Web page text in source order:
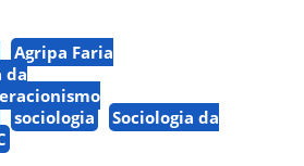
Agripa Faria
da
sociologia
Sociologia da